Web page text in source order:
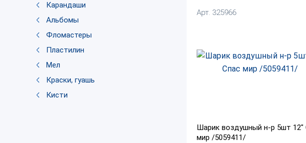
Карандаши
Альбомы
Фломастеры
Пластилин
Мел
Краски, гуашь
Кисти
Арт. 325966
Шарик воздушный н-р 5шт 12"
мир /5059411/